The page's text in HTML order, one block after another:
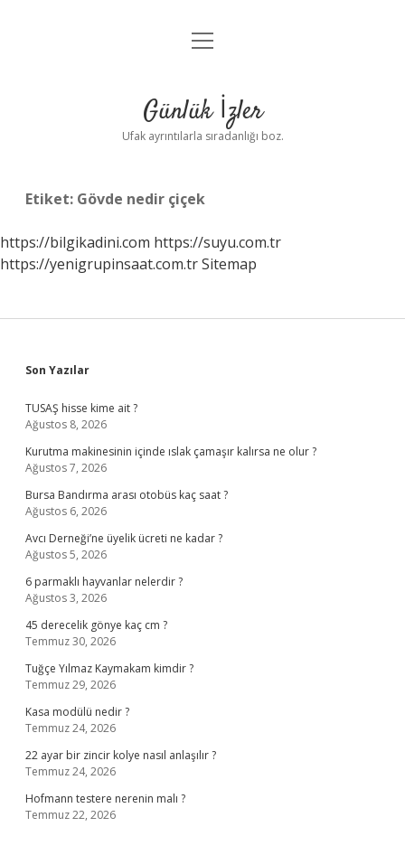
Anasayfa
Yasal Uyarı
menüyü
Günlük İzler
Ufak ayrıntılarla sıradanlığı boz.
Etiket: Gövde nedir çiçek
https://bilgikadini.com https://suyu.com.tr
https://yenigrupinsaat.com.trSitemap
Sidebar
Son Yazılar
TUSAŞ hisse kime ait ?
Ağustos 8, 2026
Kurutma makinesinin içinde ıslak çamaşır kalırsa ne olur ?
Ağustos 7, 2026
Bursa Bandırma arası otobüs kaç saat ?
Ağustos 6, 2026
Avcı Derneği’ne üyelik ücreti ne kadar ?
Ağustos 5, 2026
6 parmaklı hayvanlar nelerdir ?
Ağustos 3, 2026
45 derecelik gönye kaç cm ?
Temmuz 30, 2026
Tuğçe Yılmaz Kaymakam kimdir ?
Temmuz 29, 2026
Kasa modülü nedir ?
Temmuz 24, 2026
22 ayar bir zincir kolye nasıl anlaşılır ?
Temmuz 24, 2026
Hofmann testere nerenin malı ?
Temmuz 22, 2026